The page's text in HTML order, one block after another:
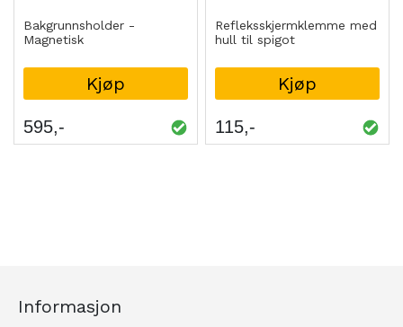
Bakgrunnsholder -
Magnetisk
Kjøp
595
Refleksskjermklemme med
hull til spigot
Kjøp
115
Informasjon